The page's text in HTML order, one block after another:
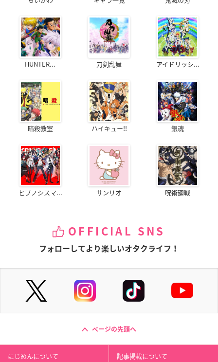
HUNTER... 刀剣乱舞 アイドリッシ...
暗殺教室 ハイキュー!! 銀魂
ヒプノシスマ... サンリオ 呪術廻戦
OFFICIAL SNS
フォローしてより楽しいオタクライフ！
ページの先頭へ
にじめんについて 記事掲載について